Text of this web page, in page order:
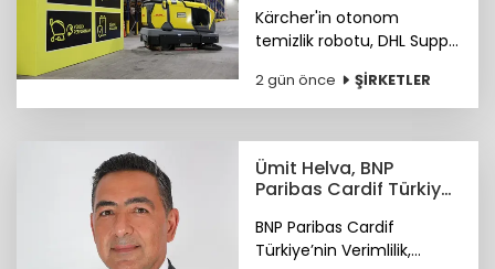
Kärcher'in otonom
temizlik robotu, DHL Supply
göreve başladı.
2 gün önce ŞİRKETLER
Ümit Helva, BNP
Paribas Cardif Türkiye
BNP Paribas Cardif
Türkiye’nin Verimlilik,